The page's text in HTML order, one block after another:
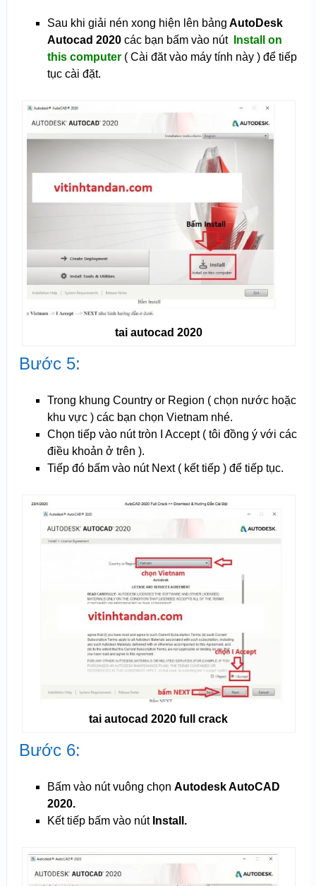
Sau khi giải nén xong hiện lên bảng AutoDesk
Autocad 2020các bạn bấm vào nút
Install on
this computer( Cài đăt vào máy tính này ) để tiếp
tục cài đặt.
tai autocad 2020
Bước 5:
Trong khung Country or Region ( chọn nước hoặc
khu vực ) các bạn chọn Vietnam nhé.
Chọn tiếp vào nút tròn I Accept ( tôi đồng ý với các
điều khoản ở trên ).
Tiếp đó bấm vào nút Next ( kết tiếp ) để tiếp tục.
tai autocad 2020 full crack
Bước 6:
Bấm vào nút vuông chọn Autodesk AutoCAD
2020.
Kết tiếp bấm vào nút Install.